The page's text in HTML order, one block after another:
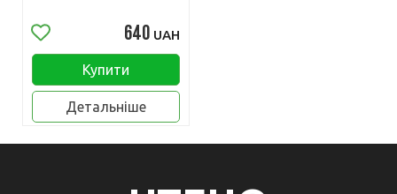
640 UAH
Купити
Детальніше